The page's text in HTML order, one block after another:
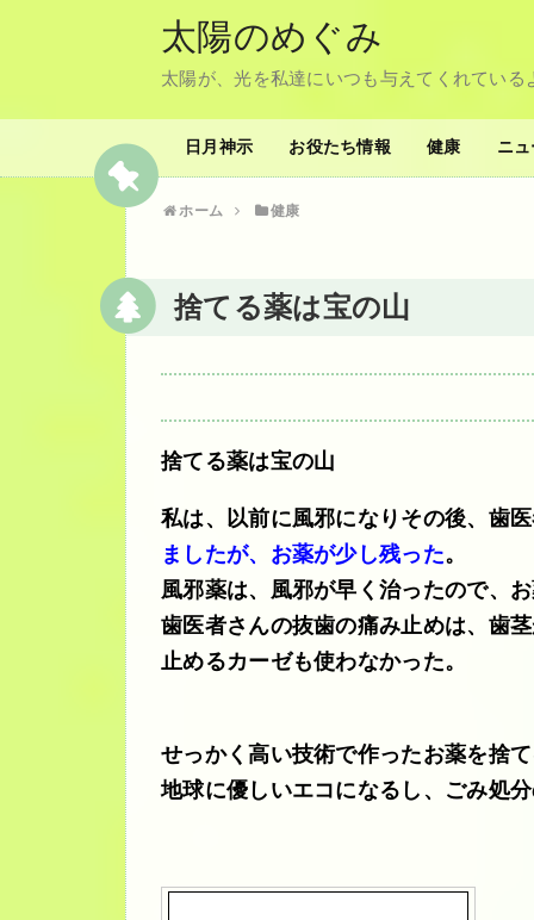
太陽のめぐみ
太陽が、光を私達にいつも与えてくれてい
日月神示 お役たち情報 健康 ニ
ホーム 健康
捨てる薬は宝の山
捨てる薬は宝の山
私は、以前に風邪になりその後、歯
ましたが、お薬が少し残った。
風邪薬は、風邪が早く治ったので、
歯医者さんの抜歯の痛み止めは、歯
止めるカーゼも使わなかった。
せっかく高い技術で作ったお薬を捨
地球に優しいエコになるし、ごみ処